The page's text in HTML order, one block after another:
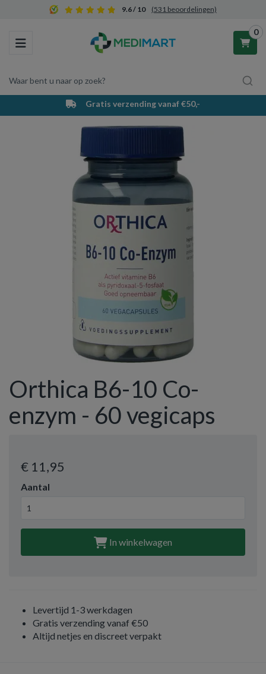
9.6 / 10 (531 beoordelingen)
Toggle navigation
Waar bent u naar op zoek?
0
Winkelwagen
Uw winkelwagen is leeg.
Vul hem met producten.
Gratis verzending vanaf €50,-
Orthica B6-10 Co-
enzym - 60 vegicaps
€ 11,95
Aantal
In winkelwagen
Levertijd 1-3 werkdagen
Gratis verzending vanaf €50
Altijd netjes en discreet verpakt